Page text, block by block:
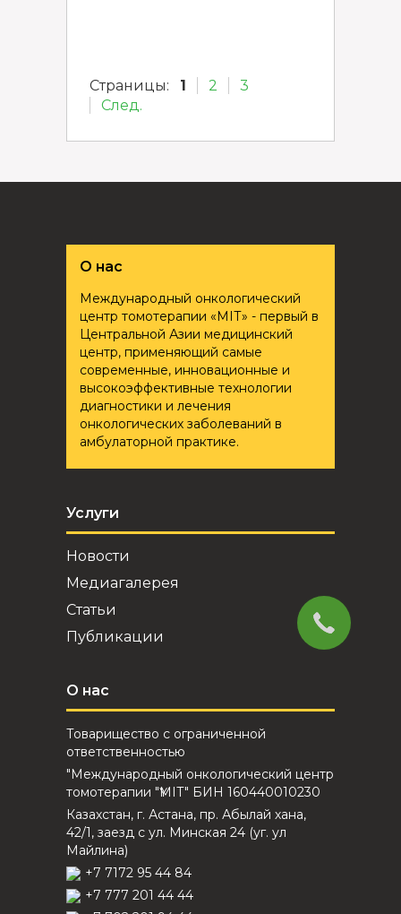
Страницы: 1 2
3
След.
О нас
Международный онкологический
центр томотерапии «ҮМІТ» - первый в
Центральной Азии медицинский
центр, применяющий самые
современные, инновационные и
высокоэффективные технологии
диагностики и лечения
онкологических заболеваний в
амбулаторной практике.
Услуги
Новости
Медиагалерея
Статьи
Публикации
О нас
Товарищество с ограниченной
ответственностью
"Международный онкологический центр
томотерапии "ҮМІТ" БИН 160440010230
Казахстан, г. Астана, пр. Абылай хана,
42/1, заезд с ул. Минская 24 (уг. ул
Майлина)
+7 7172 95 44 84
+7 777 201 44 44